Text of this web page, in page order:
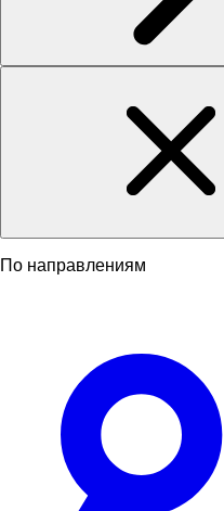
По направлениям